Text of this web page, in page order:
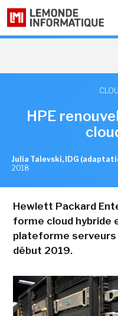
HPE
Julia Talevski, IDG
2018
Hewlett Packard
forme cloud hybride
plateforme
début 2019.